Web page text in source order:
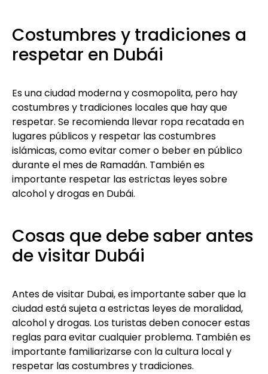
Costumbres y tradiciones a
respetar en Dubái
Es una ciudad moderna y cosmopolita, pero hay
costumbres y tradiciones locales que hay que
respetar. Se recomienda llevar ropa recatada en
lugares públicos y respetar las costumbres
islámicas, como evitar comer o beber en público
durante el mes de Ramadán. También es
importante respetar las estrictas leyes sobre
alcohol y drogas en Dubái.
Cosas que debe saber antes
de visitar Dubái
Antes de visitar Dubai, es importante saber que la
ciudad está sujeta a estrictas leyes de moralidad,
alcohol y drogas. Los turistas deben conocer estas
reglas para evitar cualquier problema. También es
importante familiarizarse con la cultura local y
respetar las costumbres y tradiciones.